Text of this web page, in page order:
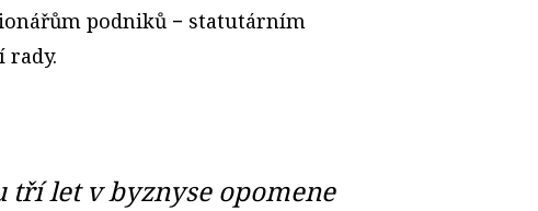
podniků − statutárním
rady.
tří let v byznyse opomene